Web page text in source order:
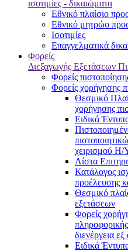
ισοτιμίες - δικαιώματα
Εθνικό πλαίσιο
Εθνικό μητρώο
Ισοτιμίες
Επαγγελματικά
Φορείς
Διεξαγωγής Εξετάσεων
Φορείς
Φορείς χορήγησης
Θεσμικό
χορήγησης
Ειδικά
χειρισμού Η/
Λίστα
Κατάλογος
προέλευσης
Θεσμικό
εξετάσεων
Φορείς
διενέργεια
Ειδικά